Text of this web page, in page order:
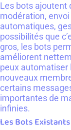
Les bots ajoutent
modération,
automatiques,
possibilités que
gros, les bots
améliorent
peux automatiser
nouveaux
certains
importantes de
infinies.
Les Bots Existants